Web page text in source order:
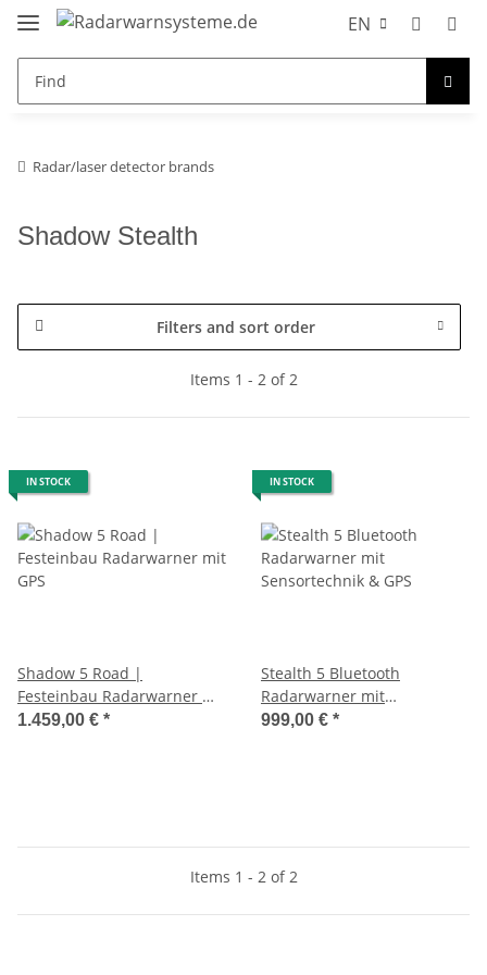
EN
Radar/laser detector brands
Shadow Stealth
Filters and sort order
Items 1 - 2 of 2
IN STOCK
Shadow 5 Road |
Festeinbau Radarwarner mit
GPS
1.459,00 € *
IN STOCK
Stealth 5 Bluetooth
Radarwarner mit
Sensortechnik & GPS
999,00 € *
Items 1 - 2 of 2